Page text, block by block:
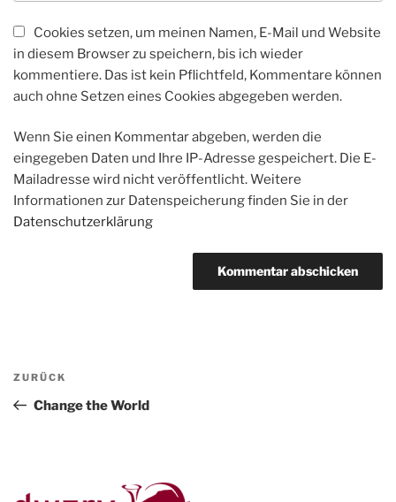
Cookies setzen, um meinen Namen, E-Mail und Website
in diesem Browser zu speichern, bis ich wieder
kommentiere. Das ist kein Pflichtfeld, Kommentare können
auch ohne Setzen eines Cookies abgegeben werden.
Wenn Sie einen Kommentar abgeben, werden die
eingegeben Daten und Ihre IP-Adresse gespeichert. Die E-
Mailadresse wird nicht veröffentlicht. Weitere
Informationen zur Datenspeicherung finden Sie in der
Datenschutzerklärung
Beitragsnavigation
Vorheriger
Beitrag
ZURÜCK
Change the World